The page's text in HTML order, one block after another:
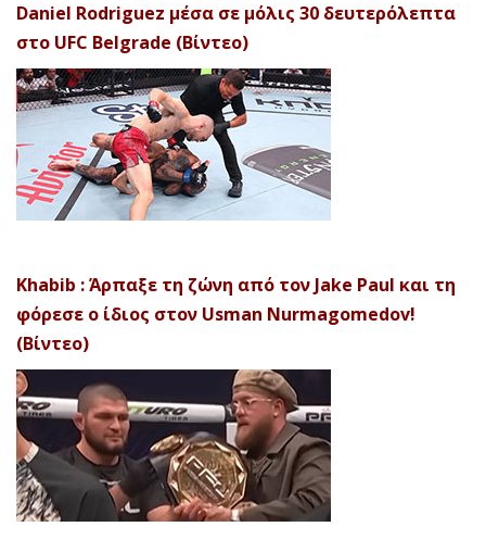
Daniel Rodriguez μέσα σε μόλις 30 δευτερόλεπτα
στο UFC Belgrade (Βίντεο)
Khabib : Άρπαξε τη ζώνη από τον Jake Paul και τη
φόρεσε ο ίδιος στον Usman Nurmagomedov!
(Βίντεο)